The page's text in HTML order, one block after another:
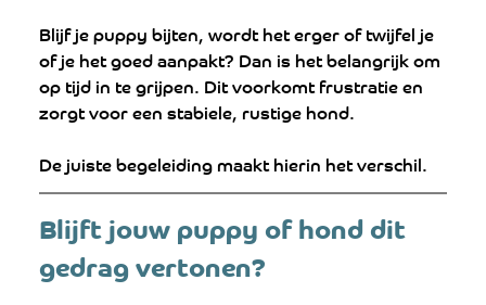
Blijf je puppy bijten, wordt het erger of twijfel je
of je het goed aanpakt? Dan is het belangrijk om
op tijd in te grijpen. Dit voorkomt frustratie en
zorgt voor een stabiele, rustige hond.
De juiste begeleiding maakt hierin het verschil.
Blijft jouw puppy of hond dit
gedrag vertonen?